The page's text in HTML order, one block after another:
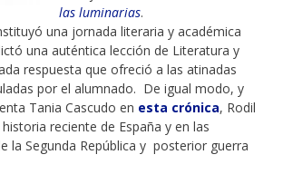
las luminarias.
una jornada literaria y académica
una auténtica lección de Literatura y
respuesta que ofreció a las atinadas
por el alumnado. De igual modo, y
Tania Cascudo en esta crónica, Rodil
reciente de España y en las
la Segunda República y posterior guerra